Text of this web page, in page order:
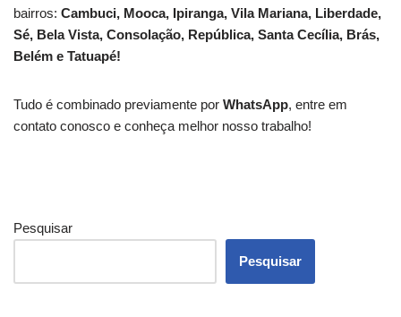
bairros: Cambuci, Mooca, Ipiranga, Vila Mariana, Liberdade,
Sé, Bela Vista, Consolação, República, Santa Cecília, Brás,
Belém e Tatuapé!
Tudo é combinado previamente por WhatsApp, entre em
contato conosco e conheça melhor nosso trabalho!
Pesquisar
Pesquisar